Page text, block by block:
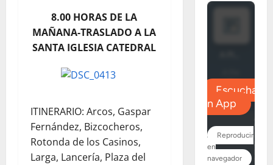
8.00 HORAS DE LA
MAÑANA-TRASLADO A LA
SANTA IGLESIA CATEDRAL
ITINERARIO: Arcos, Gaspar
Fernández, Bizcocheros,
Rotonda de los Casinos,
Larga, Lancería, Plaza del